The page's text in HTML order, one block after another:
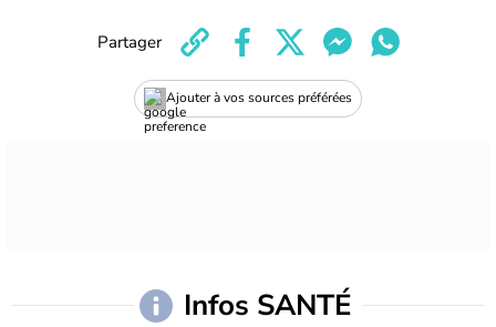
Ajouter à vos sources préférées
Partager
Infos SANTÉ